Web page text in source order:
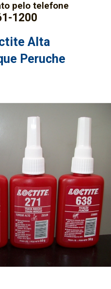
pelo telefone
1200
Alta
Peruche